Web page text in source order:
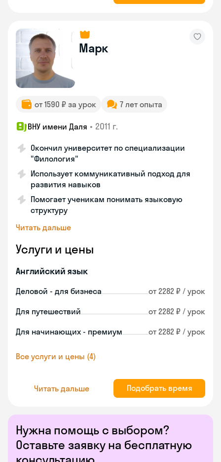
Нужна помощь с выбором?
Оставьте заявку на бесплатную
Марк
от 1590 ₽ за урок 7 лет опыта
ВНУ имени Даля • 2011 г.
Окончил университет по специализации
"Филология"
Использует коммуникативный подход для
развития навыков
Помогает ученикам понимать языковую
структуру
Читать дальше
Услуги и цены
Английский язык
Деловой - для бизнеса от 2282 ₽ / урок
Для путешествий от 2282 ₽ / урок
Для начинающих - премиум от 2282 ₽ / урок
Все услуги и цены (4)
Читать дальше Подобрать время